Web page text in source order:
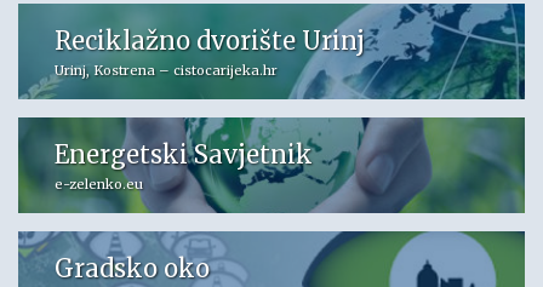
Reciklažno dvorište Urinj
Urinj, Kostrena – cistocarijeka.hr
Energetski Savjetnik
e-zelenko.eu
Gradsko oko